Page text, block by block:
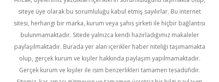
siteye üye olarak bu sorumluluğu kabul etmiş sayılırlar. Bu internet
sitesi, herhangi bir marka, kurum veya şahıs şirketi ile hiçbir bağlantısı
bulunmamaktadır. Sitede yalnızca kendi hazırladığımız makaleler
paylaşılmaktadır. Burada yer alan içerikler haber niteliği taşımamakta
olup, gerçek kurum ve kişiler hakkında paylaşım yapılmamaktadır.
Gerçek kurum ve kişiler ile isim benzerlikleri tamamen tesadüfidir.